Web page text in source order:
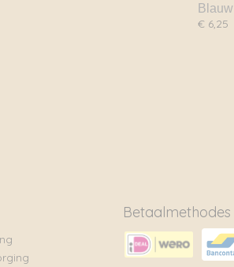
Blauw
€ 6,25
Betaalmethodes